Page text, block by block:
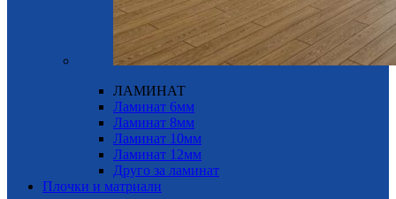
ЛАМИНАТ
Ламинат 6мм
Ламинат 8мм
Ламинат 10мм
Ламинат 12мм
Друго за ламинат
Плочки и матриали